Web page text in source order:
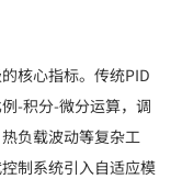
核心指标。传统PID
-积分-微分运算，调
负载波动等复杂工
制系统引入自适应模